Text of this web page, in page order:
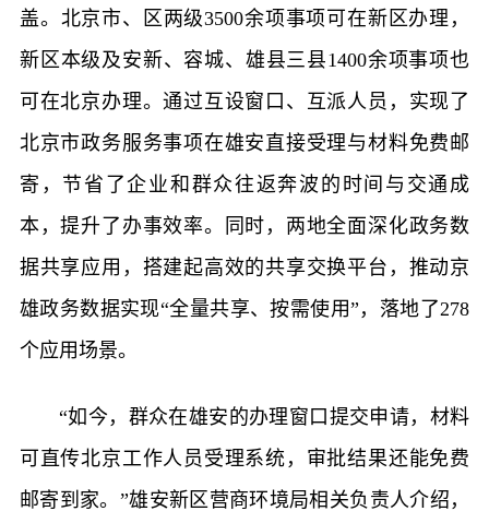
盖。北京市、区两级3500余项事项可在新区办理，
新区本级及安新、容城、雄县三县1400余项事项也
可在北京办理。通过互设窗口、互派人员，实现了
北京市政务服务事项在雄安直接受理与材料免费邮
寄，节省了企业和群众往返奔波的时间与交通成
本，提升了办事效率。同时，两地全面深化政务数
据共享应用，搭建起高效的共享交换平台，推动京
雄政务数据实现“全量共享、按需使用”，落地了278
个应用场景。
“如今，群众在雄安的办理窗口提交申请，材料
可直传北京工作人员受理系统，审批结果还能免费
邮寄到家。”雄安新区营商环境局相关负责人介绍，